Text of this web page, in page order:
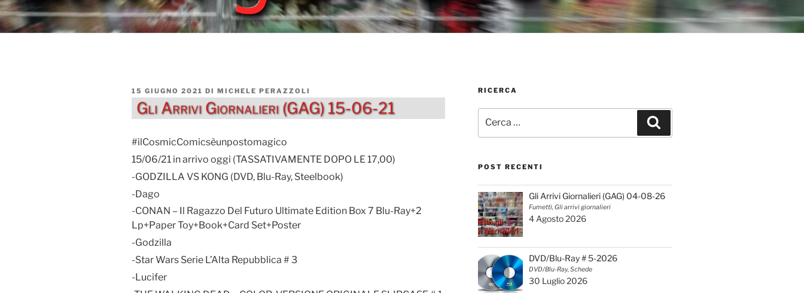
PUBBLICATO
IL
15 GIUGNO 2021 DI MICHELE PERAZZOLI
Gli Arrivi Giornalieri (GAG) 15-06-21
#ilCosmicComicsèunpostomagico
15/06/21 in arrivo oggi (TASSATIVAMENTE DOPO LE 17,00)
-GODZILLA VS KONG (DVD, Blu-Ray, Steelbook)
-Dago
-CONAN – Il Ragazzo Del Futuro Ultimate Edition Box 7 Blu-Ray+2
Lp+Paper Toy+Book+Card Set+Poster
-Godzilla
-Star Wars Serie L’Alta Repubblica # 3
-Lucifer
RICERCA
POST RECENTI
Gli Arrivi Giornalieri (GAG) 04-08-26
Fumetti, Gli arrivi giornalieri
4 Agosto 2026
DVD/Blu-Ray # 5-2026
DVD/Blu-Ray, Schede
30 Luglio 2026